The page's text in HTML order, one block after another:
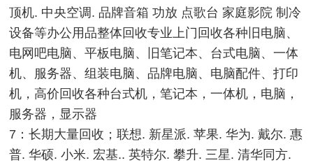
顶机. 中央空调. 品牌音箱 功放 点歌台 家庭影院 制冷
设备等办公用品整体回收专业上门回收各种旧电脑、
电网吧电脑、平板电脑、旧笔记本、台式电脑、一体
机、服务器、组装电脑、品牌电脑、电脑配件、打印
机，高价回收各种台式机，笔记本，一体机，电脑，
服务器，显示器
7：长期大量回收；联想. 新星派. 苹果. 华为. 戴尔. 惠
普. 华硕. 小米. 宏基.. 英特尔. 攀升. 三星. 清华同方.